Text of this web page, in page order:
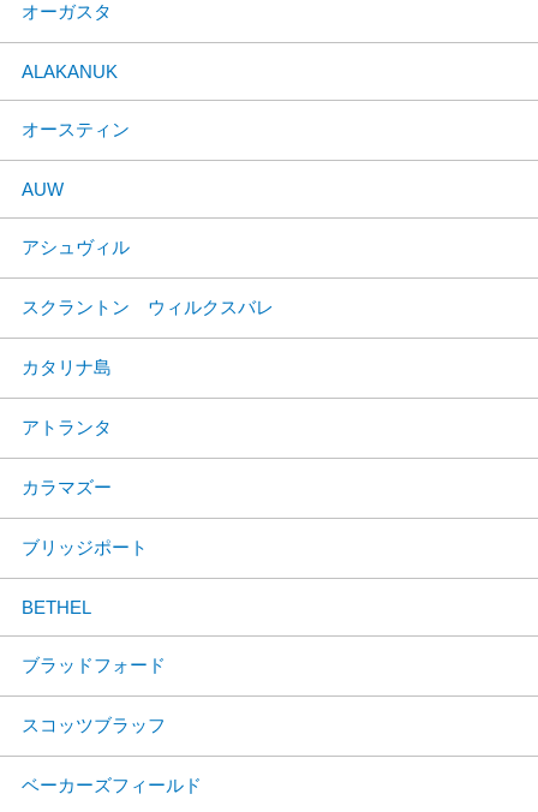
オーガスタ
ALAKANUK
オースティン
AUW
アシュヴィル
スクラントン ウィルクスバレ
カタリナ島
アトランタ
カラマズー
ブリッジポート
BETHEL
ブラッドフォード
スコッツブラッフ
ベーカーズフィールド